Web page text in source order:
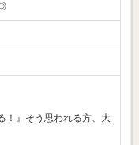
！』そう思われる方、大